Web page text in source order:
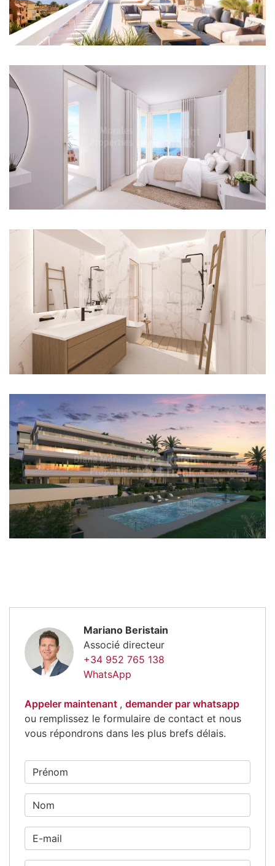
Mariano Beristain
Associé directeur
+34 952 765 138
WhatsApp
Appeler maintenant , demander par whatsapp
ou remplissez le formulaire de contact et nous
vous répondrons dans les plus brefs délais.